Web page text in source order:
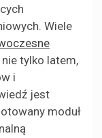
Wiele
tylko latem,
i
jest
moduł